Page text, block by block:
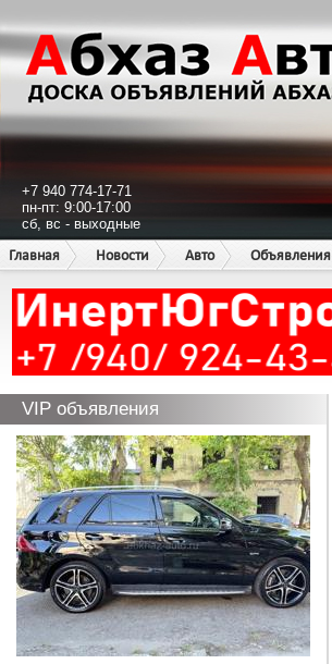
+7 940 774-17-71
пн-пт: 9:00-17:00
сб, вс - выходные
Главная
Новости Авто Объявления
VIP объявления